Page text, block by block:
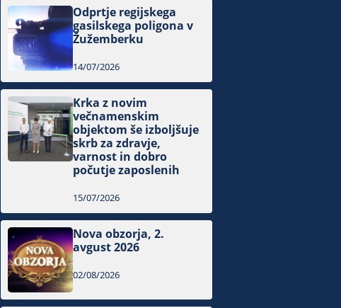
Odprtje regijskega
gasilskega poligona v
Žužemberku
14/07/2026
Krka z novim
večnamenskim
objektom še izboljšuje
skrb za zdravje,
varnost in dobro
počutje zaposlenih
15/07/2026
Nova obzorja, 2.
avgust 2026
02/08/2026